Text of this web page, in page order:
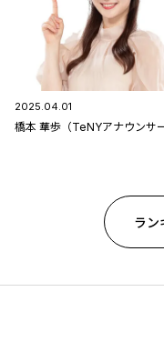
2025.04.01
橋本 華歩（TeNYアナウンサー
ラン